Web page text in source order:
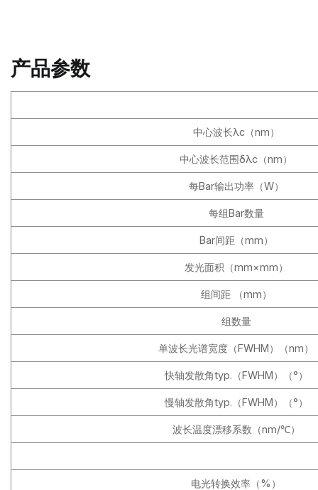
产品参数
中心波长λc（nm）
中心波长范围δλc（nm）
每Bar输出功率（W）
每组Bar数量
Bar间距（mm）
发光面积（mm×mm）
组间距 （mm）
组数量
单波长光谱宽度（FWHM）（nm）
快轴发散角typ.（FWHM）（°）
慢轴发散角typ.（FWHM）（°）
波长温度漂移系数（nm/℃）
电光转换效率（%）